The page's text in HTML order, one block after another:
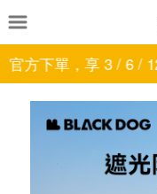
方下單，享 3 / 6 /